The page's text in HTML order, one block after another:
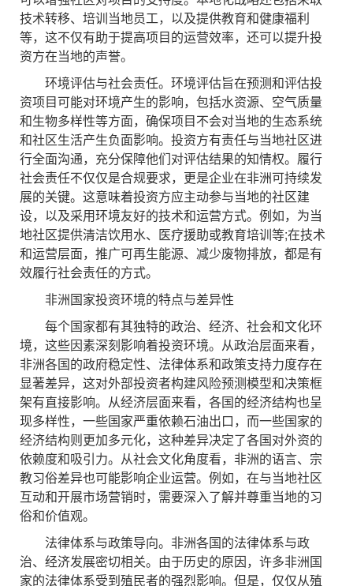
技术转移、培训当地员工，以及提供教育和健康福利
等，这不仅有助于提高项目的运营效率，还可以提升投
资方在当地的声誉。
环境评估与社会责任。环境评估旨在预测和评估投
资项目可能对环境产生的影响，包括水资源、空气质量
和生物多样性等方面，确保项目不会对当地的生态系统
和社区生活产生负面影响。投资方有责任与当地社区进
行全面沟通，充分保障他们对评估结果的知情权。履行
社会责任不仅仅是合规要求，更是企业在非洲可持续发
展的关键。这意味着投资方应主动参与当地的社区建
设，以及采用环境友好的技术和运营方式。例如，为当
地社区提供清洁饮用水、医疗援助或教育培训等;在技术
和运营层面，推广可再生能源、减少废物排放，都是有
效履行社会责任的方式。
非洲国家投资环境的特点与差异性
每个国家都有其独特的政治、经济、社会和文化环
境，这些因素深刻影响着投资环境。从政治层面来看，
非洲各国的政府稳定性、法律体系和政策支持力度存在
显著差异，这对外部投资者构建风险预测模型和决策框
架有直接影响。从经济层面来看，各国的经济结构也呈
现多样性，一些国家严重依赖石油出口，而一些国家的
经济结构则更加多元化，这种差异决定了各国对外资的
依赖度和吸引力。从社会文化角度看，非洲的语言、宗
教习俗差异也可能影响企业运营。例如，在与当地社区
互动和开展市场营销时，需要深入了解并尊重当地的习
俗和价值观。
法律体系与政策导向。非洲各国的法律体系与政
治、经济发展密切相关。由于历史的原因，许多非洲国
家的法律体系受到殖民者的强烈影响。但是，仅仅从殖